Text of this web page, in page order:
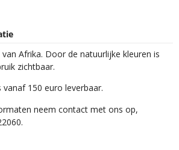
Afrika. Door de natuurlijke kleuren is
zichtbaar.
150 euro leverbaar.
neem contact met ons op,